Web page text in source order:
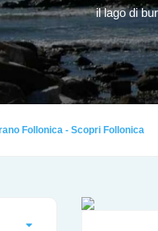
il lago di
Follonica - Scopri Follonica